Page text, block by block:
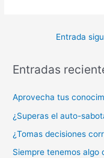
Entrada
Entradas
Aprovecha tus
¿Superas el auto-
¿Tomas decisiones
Siempre tenemos algo